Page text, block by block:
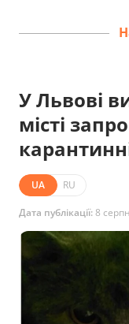
У Львові
місті
UA RU
Дата публікації:8